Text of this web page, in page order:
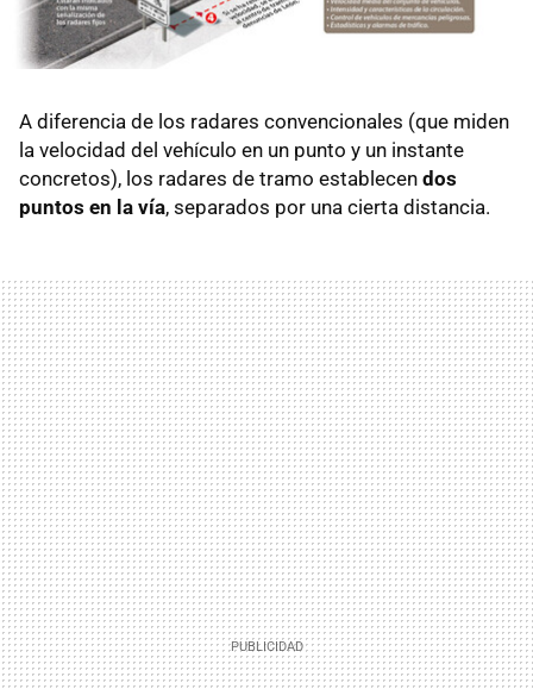
A diferencia de los radares convencionales (que miden
la velocidad del vehículo en un punto y un instante
concretos), los radares de tramo establecen dos
puntos en la vía, separados por una cierta distancia.